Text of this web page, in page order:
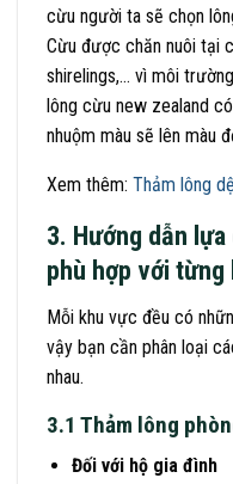
cừu người ta sẽ chọn
Cừu được chăn nuôi tại
shirelings,… vì môi
lông cừu new zealand
nhuộm màu sẽ lên màu
Xem thêm: Thảm lông
3. Hướng dẫn
phù hợp với
Mỗi khu vực đều có
vậy bạn cần phân loại
nhau.
3.1 Thảm lông
Đối với hộ gia đình